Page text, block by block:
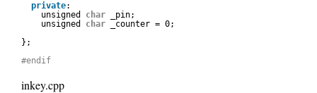
private:
unsigned char
_pin;
unsigned char
_counter = 0;
};
#endif
inkey.cpp